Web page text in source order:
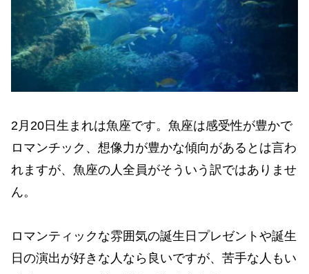
2月20日生まれは魚座です。魚座は感受性が豊かで
ロマンチック、想像力が豊かな傾向があるとは言わ
れますが、魚座の人全員がそういう訳ではありませ
ん。
ロマンティックな雰囲気の誕生日プレゼントや誕生
日の演出が好きな人なら良いですが、苦手な人もい